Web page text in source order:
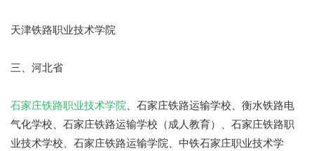
天津铁路职业技术学院
三、河北省
石家庄铁路职业技术学院、石家庄铁路运输学校、衡水铁路电
气化学校、石家庄铁路运输学校（成人教育）、石家庄铁路职
业技术学校、石家庄铁路运输学院、中铁石家庄职业技术学